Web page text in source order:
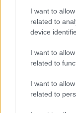
I want to
related to
device
I want to
related to
I want to
related to
HTTPS://
CGT🏁
—
EUROPE
2022